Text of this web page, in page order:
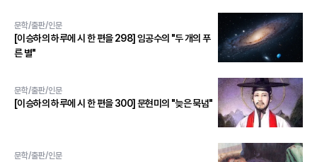
문학/출판/인문
[이승하의 하루에 시 한 편을 298] 임공수의 "두 개의 푸
른 별"
문학/출판/인문
[이승하의 하루에 시 한 편을 300] 문현미의 "늦은 묵념"
문학/출판/인문